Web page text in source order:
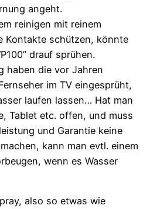
angeht.
reinigen mit reinem
Kontakte schützen, könnte
drauf sprühen.
haben die vor Jahren
im TV eingesprüht,
laufen lassen… Hat man
Tablet etc. offen, und muss
und Garantie keine
kann man evtl. einem
wenn es Wasser
also so etwas wie